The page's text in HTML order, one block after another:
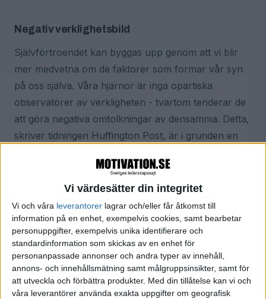
Vi värdesätter din integritet
Vi och våra leverantorer lagrar och/eller får åtkomst till
information på en enhet, exempelvis cookies, samt bearbetar
personuppgifter, exempelvis unika identifierare och
standardinformation som skickas av en enhet för
personanpassade annonser och andra typer av innehåll,
annons- och innehållsmätning samt målgruppsinsikter, samt för
att utveckla och förbättra produkter. Med din tillåtelse kan vi och
våra leverantörer använda exakta uppgifter om geografisk
Negativ verklighetsbild
Självförtroendet kan byggas upp genom att vi blir
mer medvetna om de faktorer som formar vår syn
på oss själva. Våra hjärnor är inga opartiska
observatörer av verkligheten - tvärtom tenderar de
att göra negativa omtolkningar av densamma. Detta,
skriver tidningen Huffington Post, är i grunden en
samt undvika faror och risker.
Problemet är att hjärnan ibland lutar lite för mycket
åt den negativa verklighetsbeskrivningen. Det kan
därför vara bra att kompensera för denna
"svartmålning" genom att medvetet välja en mer
positiv omtolkning av verkligheten.
När man känner starka tvivel på sig själv kan det